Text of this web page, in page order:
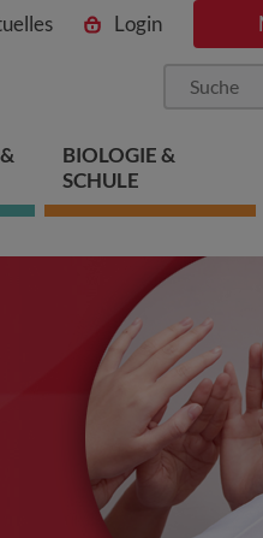
Login
BIOLOGIE &
SCHULE